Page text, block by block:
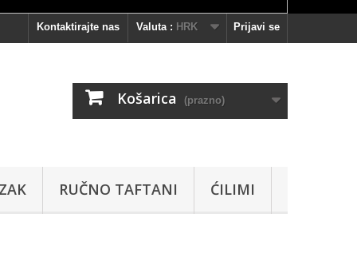
Prijavi se
Valuta : HRK
Kontaktirajte nas
Košarica (prazno)
RUČNO TAFTANI ĆILIMI